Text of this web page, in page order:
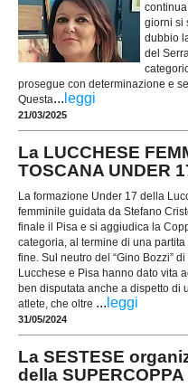
giorni si
dubbio
del
prosegue con determinazione e
Questa... leggi
21/03/2025
La LUCCHESE
TOSCANA UNDER
La formazione Under 17 della
femminile guidata da Stefano
finale il Pisa e si aggiudica la
categoria, al termine di una
fine. Sul neutro del “Gino Bozzi”
Lucchese e Pisa hanno dato vita
ben disputata anche a dispetto di
atlete, che oltre ... leggi
31/05/2024
La SESTESE
della SUPERCOPPA